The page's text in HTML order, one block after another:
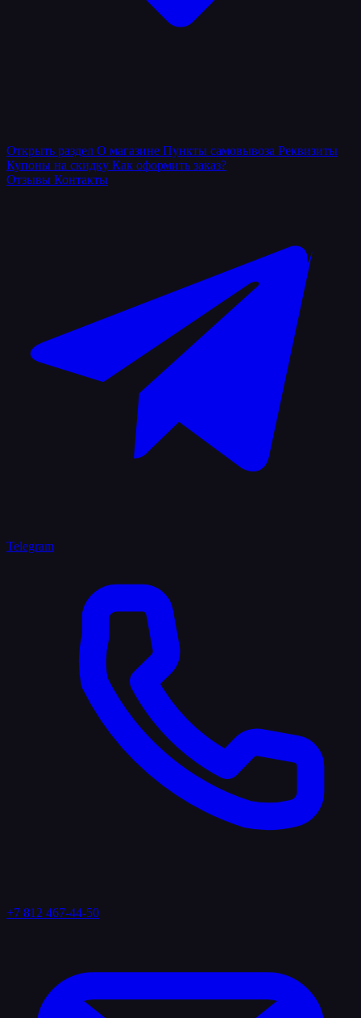
Открыть раздел О магазине Пункты самовывоза Реквизиты
Купоны на скидку Как оформить заказ?
Отзывы Контакты
Telegram
+7 812 467-44-50